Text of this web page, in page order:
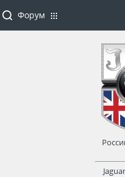
Форум